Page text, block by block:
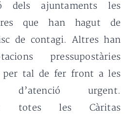
dels ajuntaments les
que han hagut de
de contagi. Altres han
pressupostàries
per tal de fer front a les
d’atenció urgent.
totes les Càritas